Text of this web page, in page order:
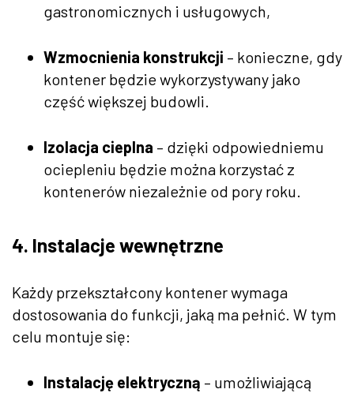
gastronomicznych i usługowych,
Wzmocnienia konstrukcji – konieczne, gdy
kontener będzie wykorzystywany jako
część większej budowli.
Izolacja cieplna – dzięki odpowiedniemu
ociepleniu będzie można korzystać z
kontenerów niezależnie od pory roku.
4. Instalacje wewnętrzne
Każdy przekształcony kontener wymaga
dostosowania do funkcji, jaką ma pełnić. W tym
celu montuje się:
Instalację elektryczną – umożliwiającą